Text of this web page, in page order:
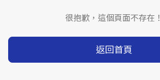
很抱歉，這個頁面不存在！
返回首頁